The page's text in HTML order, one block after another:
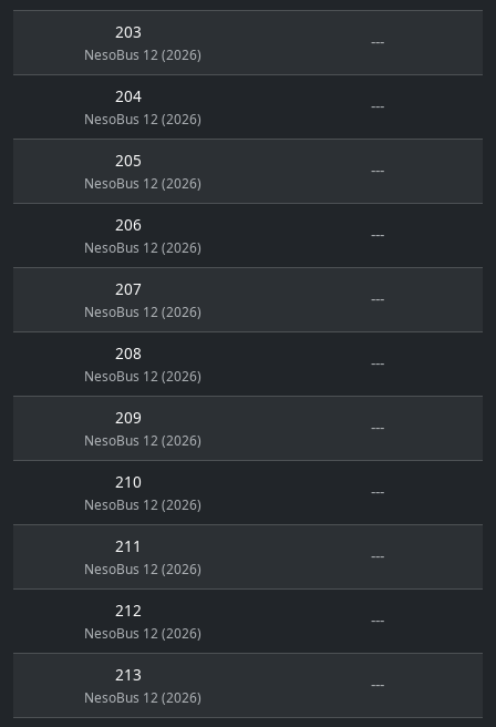
203
NesoBus 12 (2026)
---
204
NesoBus 12 (2026)
---
205
NesoBus 12 (2026)
---
206
NesoBus 12 (2026)
---
207
NesoBus 12 (2026)
---
208
NesoBus 12 (2026)
---
209
NesoBus 12 (2026)
---
210
NesoBus 12 (2026)
---
211
NesoBus 12 (2026)
---
212
NesoBus 12 (2026)
---
213
NesoBus 12 (2026)
---